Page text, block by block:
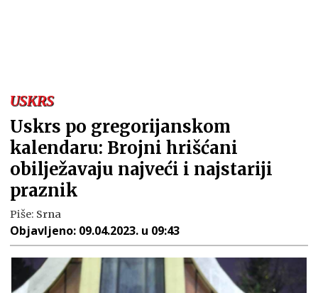
USKRS
Uskrs po gregorijanskom
kalendaru: Brojni hrišćani
obilježavaju najveći i najstariji
praznik
Piše: Srna
Objavljeno: 09.04.2023. u 09:43